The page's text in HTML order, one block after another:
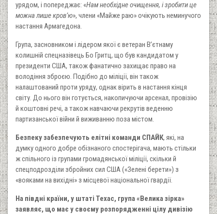
урядом, і попереджає: «Нам необхідне очищення, і зробити це
можна лише кров’ю», члени «Майже раю» очікують неминучого
настання Армагедона.
Група, засновником і лідером якої є ветеран В’єтнаму
колишній спецназівець Бо Гритц, що був кандидатом у
президенти США, також фанатично захищає право на
володіння зброєю. Подібно до міліції, він також
налаштований проти уряду, однак вірить в настання кінця
світу. До нього він готується, накопичуючи арсенал, провізію
й коштовні речі, а також навчаючи рекрутів веденню
партизанської війни й виживанню поза містом.
Безпеку забезпечують елітні команди СПАЙК, які, на
думку одного добре обізнаного спостерігача, мають стільки
ж спільного із групами громадянської міліції, скільки й
спецподрозділи збройних сил США («Зелені берети») з
«вояками на вихідні» з місцевої національної гвардії.
На півдні країни, у штаті Техас, група «Велика зірка»
заявляє, що має у своєму розпорядженні цілу дивізію